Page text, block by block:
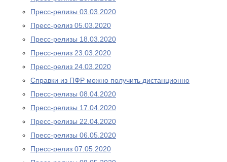
Пресс-релизы 03.03.2020
Пресс-релиз 05.03.2020
Пресс-релизы 18.03.2020
Пресс-релиз 23.03.2020
Пресс-релиз 24.03.2020
Справки из ПФР можно получить дистанционно
Пресс-релизы 08.04.2020
Пресс-релизы 17.04.2020
Пресс-релизы 22.04.2020
Пресс-релизы 06.05.2020
Пресс-релиз 07.05.2020